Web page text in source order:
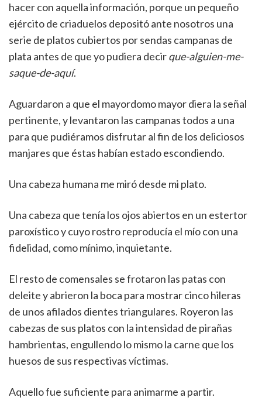
hacer con aquella información, porque un pequeño
ejército de criaduelos depositó ante nosotros una
serie de platos cubiertos por sendas campanas de
plata antes de que yo pudiera decirque-alguien-me-
saque-de-aquí.
Aguardaron a que el mayordomo mayor diera la señal
pertinente, y levantaron las campanas todos a una
para que pudiéramos disfrutar al fin de los deliciosos
manjares que éstas habían estado escondiendo.
Una cabeza humana me miró desde mi plato.
Una cabeza que tenía los ojos abiertos en un estertor
paroxístico y cuyo rostro reproducía el mío con una
fidelidad, como mínimo, inquietante.
El resto de comensales se frotaron las patas con
deleite y abrieron la boca para mostrar cinco hileras
de unos afilados dientes triangulares. Royeron las
cabezas de sus platos con la intensidad de pirañas
hambrientas, engullendo lo mismo la carne que los
huesos de sus respectivas víctimas.
Aquello fue suficiente para animarme a partir.